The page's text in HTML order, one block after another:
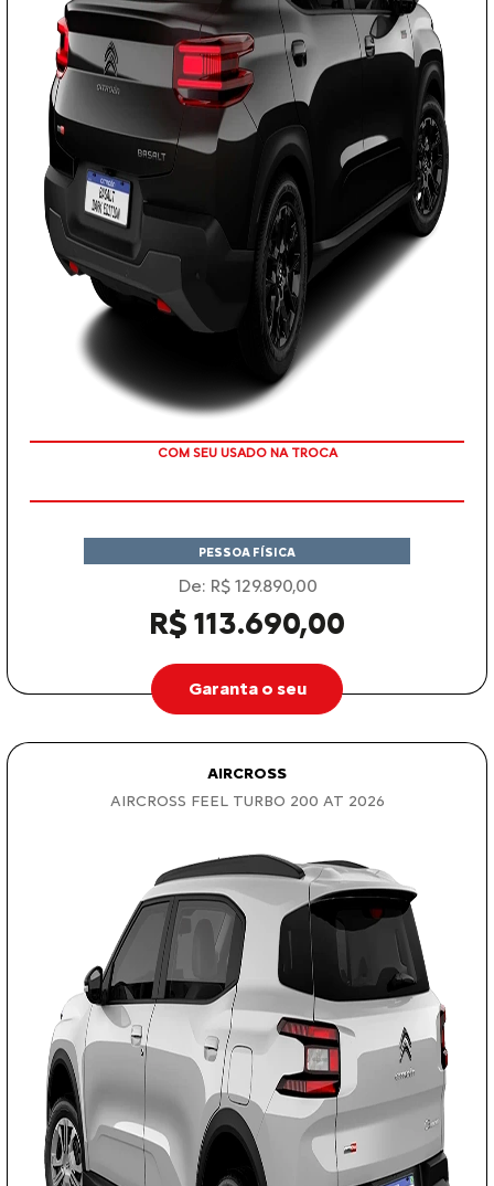
TAXA ZERO
PESSOA FÍSICA
De: R$ 129.890,00
R$ 113.690,00
Garanta o seu
AIRCROSS
AIRCROSS FEEL TURBO 200 AT 2026